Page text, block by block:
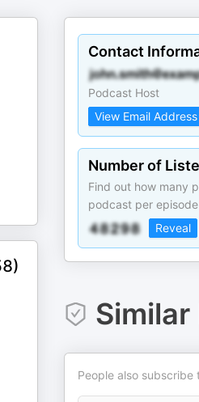
Contact
Podcast Host
View Email Address
Number of
Find out how many
podcast per
Reveal
People also subscribe